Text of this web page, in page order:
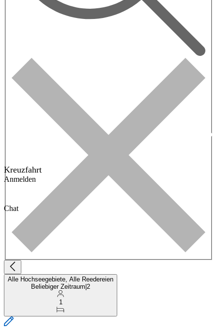
Kreuzfahrt
Anmelden
Chat
Alle Hochseegebiete, Alle Reedereien
Beliebiger Zeitraum 2
1